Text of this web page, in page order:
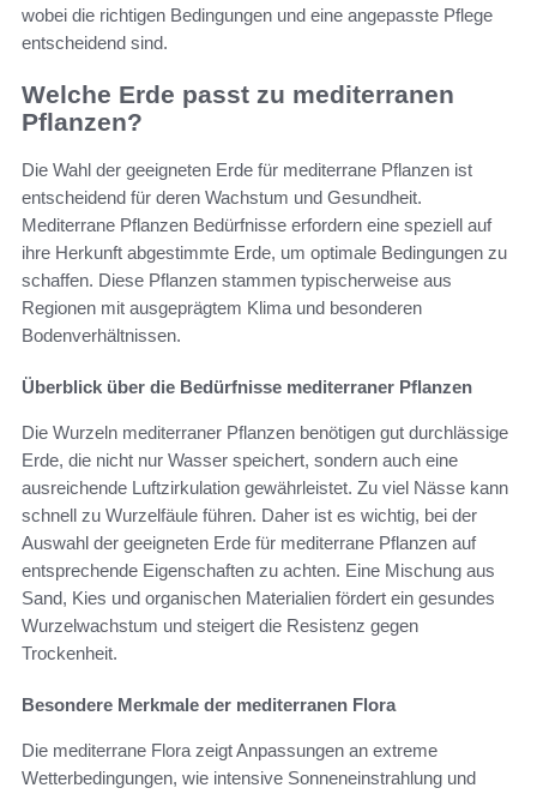
wobei die richtigen Bedingungen und eine angepasste Pflege
entscheidend sind.
Welche Erde passt zu mediterranen
Pflanzen?
Die Wahl der geeigneten Erde für mediterrane Pflanzen ist
entscheidend für deren Wachstum und Gesundheit.
Mediterrane Pflanzen Bedürfnisse erfordern eine speziell auf
ihre Herkunft abgestimmte Erde, um optimale Bedingungen zu
schaffen. Diese Pflanzen stammen typischerweise aus
Regionen mit ausgeprägtem Klima und besonderen
Bodenverhältnissen.
Überblick über die Bedürfnisse mediterraner Pflanzen
Die Wurzeln mediterraner Pflanzen benötigen gut durchlässige
Erde, die nicht nur Wasser speichert, sondern auch eine
ausreichende Luftzirkulation gewährleistet. Zu viel Nässe kann
schnell zu Wurzelfäule führen. Daher ist es wichtig, bei der
Auswahl der geeigneten Erde für mediterrane Pflanzen auf
entsprechende Eigenschaften zu achten. Eine Mischung aus
Sand, Kies und organischen Materialien fördert ein gesundes
Wurzelwachstum und steigert die Resistenz gegen
Trockenheit.
Besondere Merkmale der mediterranen Flora
Die mediterrane Flora zeigt Anpassungen an extreme
Wetterbedingungen, wie intensive Sonneneinstrahlung und